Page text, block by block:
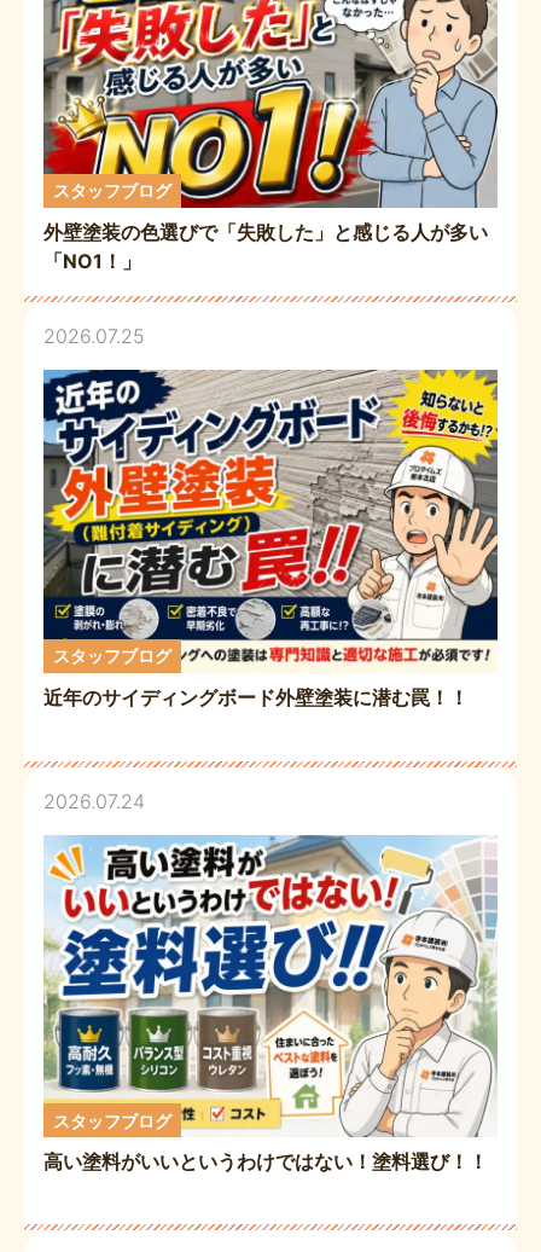
スタッフブログ
外壁塗装の色選びで「失敗した」と感じる人が多い
「NO1！」
2026.07.25
スタッフブログ
近年のサイディングボード外壁塗装に潜む罠！！
2026.07.24
スタッフブログ
高い塗料がいいというわけではない！塗料選び！！